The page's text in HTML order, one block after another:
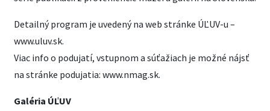
Detailný program je uvedený na web stránke ÚĽUV-u –
www.uluv.sk.
Viac info o podujatí, vstupnom a súťažiach je možné nájsť
na stránke podujatia: www.nmag.sk.
Galéria ÚĽUV